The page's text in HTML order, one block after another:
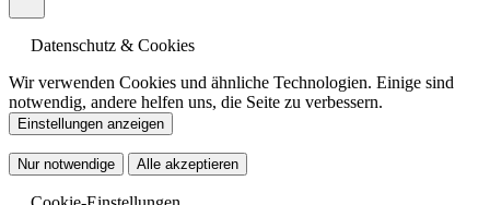
Datenschutz & Cookies
Wir verwenden Cookies und ähnliche Technologien. Einige sind
notwendig, andere helfen uns, die Seite zu verbessern.
Einstellungen anzeigen
Nur notwendige Alle akzeptieren